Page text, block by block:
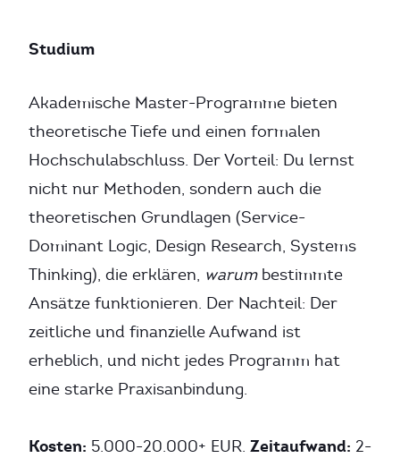
Studium
Akademische Master-Programme bieten
theoretische Tiefe und einen formalen
Hochschulabschluss. Der Vorteil: Du lernst
nicht nur Methoden, sondern auch die
theoretischen Grundlagen (Service-
Dominant Logic, Design Research, Systems
Thinking), die erklären, warumbestimmte
Ansätze funktionieren. Der Nachteil: Der
zeitliche und finanzielle Aufwand ist
erheblich, und nicht jedes Programm hat
eine starke Praxisanbindung.
Kosten: 5.000-20.000+ EUR. Zeitaufwand: 2-